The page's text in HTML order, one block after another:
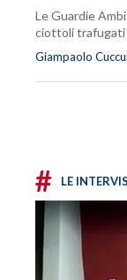
Le Guardie
ciottoli trafugati
Giampaolo
# LE